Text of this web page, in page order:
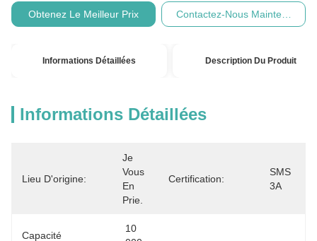
Obtenez Le Meilleur Prix Contactez-Nous Maintenant
Informations Détaillées Description Du Produit
Informations Détaillées
Lieu D'origine:
Je
Vous
En
Prie.
Certification:
SMS
3A
Capacité
10